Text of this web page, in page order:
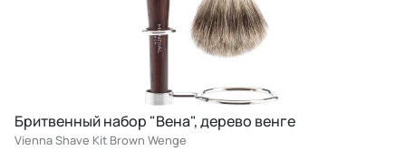
Бритвенный набор "Вена", дерево венге
Vienna Shave Kit Brown Wenge